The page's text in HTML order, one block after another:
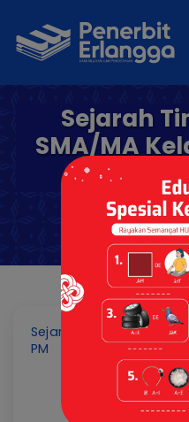
Sejarah
SMA/MA
Sejarah Tingkat Lanjut
PM